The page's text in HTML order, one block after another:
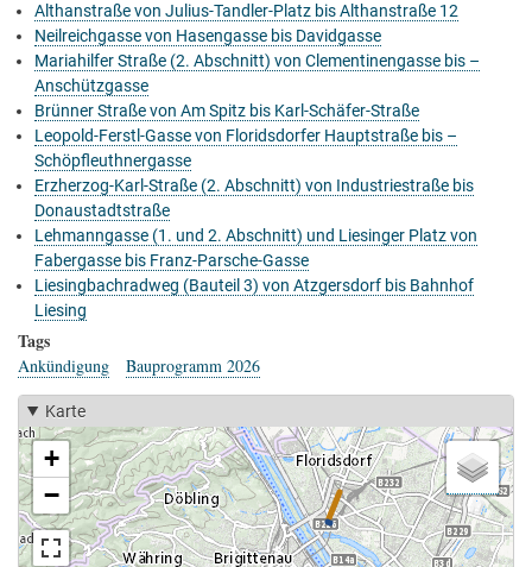
Althanstraße von Julius-Tandler-Platz bis Althanstraße 12
Neilreichgasse von Hasengasse bis Davidgasse
Mariahilfer Straße (2. Abschnitt) von Clementinengasse bis –
Anschützgasse
Brünner Straße von Am Spitz bis Karl-Schäfer-Straße
Leopold-Ferstl-Gasse von Floridsdorfer Hauptstraße bis –
Schöpfleuthnergasse
Erzherzog-Karl-Straße (2. Abschnitt) von Industriestraße bis
Donaustadtstraße
Lehmanngasse (1. und 2. Abschnitt) und Liesinger Platz von
Fabergasse bis Franz-Parsche-Gasse
Liesingbachradweg (Bauteil 3) von Atzgersdorf bis Bahnhof
Liesing
Tags
Ankündigung Bauprogramm 2026
Karte
+
−